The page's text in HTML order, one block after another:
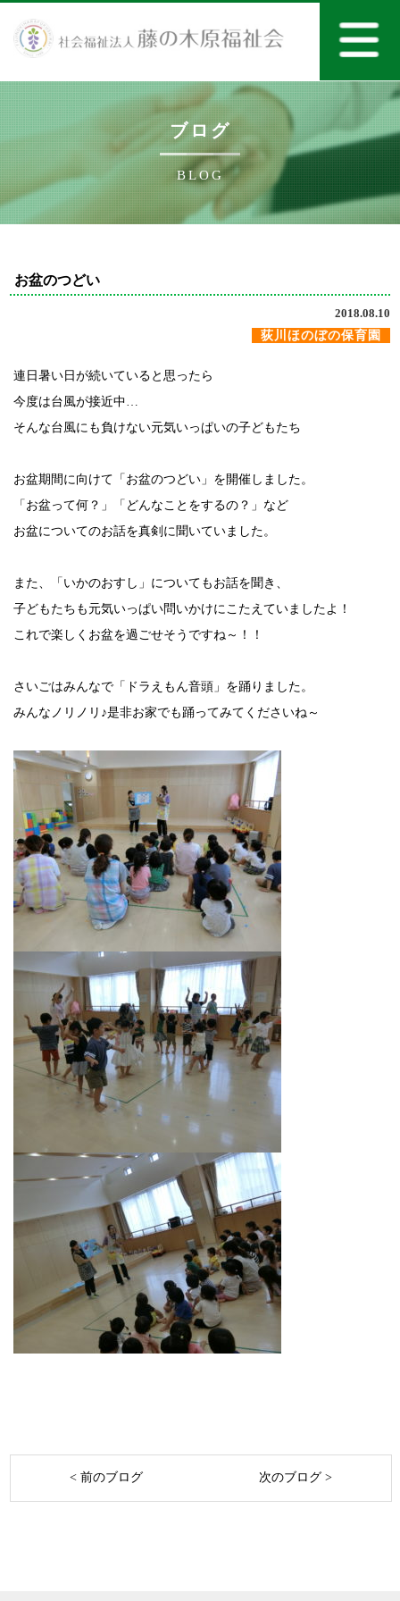
ブログ
BLOG
お盆のつどい
2018.08.10
荻川ほのぼの保育園
連日暑い日が続いていると思ったら
今度は台風が接近中…
そんな台風にも負けない元気いっぱいの子どもたち
お盆期間に向けて「お盆のつどい」を開催しました。
「お盆って何？」「どんなことをするの？」など
お盆についてのお話を真剣に聞いていました。
また、「いかのおすし」についてもお話を聞き、
子どもたちも元気いっぱい問いかけにこたえていましたよ！
これで楽しくお盆を過ごせそうですね～！！
さいごはみんなで「ドラえもん音頭」を踊りました。
みんなノリノリ♪是非お家でも踊ってみてくださいね～
< 前のブログ 次のブログ >